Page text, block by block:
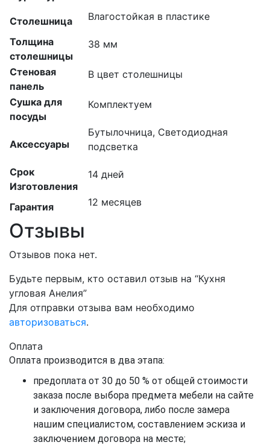
Столешница Влагостойкая в пластике
Толщина
столешницы
38 мм
Стеновая
панель
В цвет столешницы
Сушка для
посуды
Комплектуем
Аксессуары
Бутылочница, Светодиодная
подсветка
Срок
Изготовления
14 дней
Гарантия 12 месяцев
Отзывы
Отзывов пока нет.
Будьте первым, кто оставил отзыв на “Кухня
угловая Анелия”
Для отправки отзыва вам необходимо
авторизоваться.
Оплата
Оплата производится в два этапа:
предоплата от 30 до 50 % от общей стоимости
заказа после выбора предмета мебели на сайте
и заключения договора, либо после замера
нашим специалистом, составлением эскиза и
заключением договора на месте;